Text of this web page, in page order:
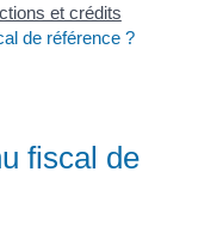
et crédits
de référence ?
fiscal de